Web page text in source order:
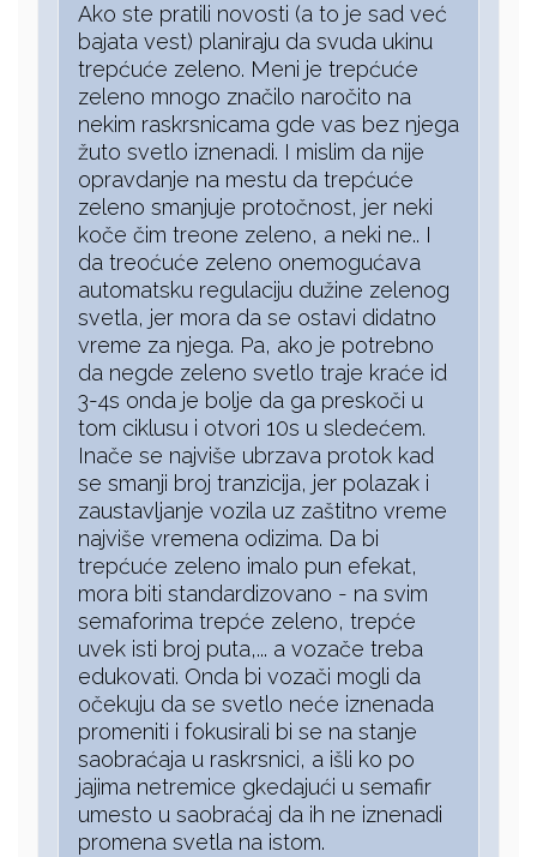
Ako ste pratili novosti (a to je sad već
bajata vest) planiraju da svuda ukinu
trepćuće zeleno. Meni je trepćuće
zeleno mnogo značilo naročito na
nekim raskrsnicama gde vas bez njega
žuto svetlo iznenadi. I mislim da nije
opravdanje na mestu da trepćuće
zeleno smanjuje protočnost, jer neki
koče čim treone zeleno, a neki ne.. I
da treoćuće zeleno onemogućava
automatsku regulaciju dužine zelenog
svetla, jer mora da se ostavi didatno
vreme za njega. Pa, ako je potrebno
da negde zeleno svetlo traje kraće id
3-4s onda je bolje da ga preskoči u
tom ciklusu i otvori 10s u sledećem.
Inače se najviše ubrzava protok kad
se smanji broj tranzicija, jer polazak i
zaustavljanje vozila uz zaštitno vreme
najviše vremena odizima. Da bi
trepćuće zeleno imalo pun efekat,
mora biti standardizovano - na svim
semaforima trepće zeleno, trepće
uvek isti broj puta,... a vozače treba
edukovati. Onda bi vozači mogli da
očekuju da se svetlo neće iznenada
promeniti i fokusirali bi se na stanje
saobraćaja u raskrsnici, a išli ko po
jajima netremice gkedajući u semafir
umesto u saobraćaj da ih ne iznenadi
promena svetla na istom.